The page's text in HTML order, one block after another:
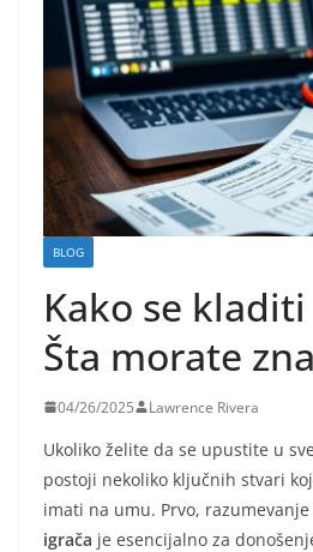
BLOG
Kako se
Šta morate
04/26/2025 Lawrence Rivera
Ukoliko želite da se upustite u
postoji nekoliko ključnih stvari
imati na umu. Prvo, razumevanje
igrača je esencijalno za